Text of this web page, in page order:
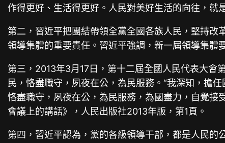
作得更好、生活得更好。人民對美好生活的向往，就
第二，習近平把團結帶領全黨全國各族人民，堅持
領導集體的重要責任。習近平強調，新一屆領導集體
第三，2013年3月17日，第十二屆全國人民代表大會
民，恪盡職守，夙夜在公，為民服務。“我深知，擔任
恪盡職守，夙夜在公，為民服務，為國盡力，自覺接
會議上的講話》，人民出版社2013年版，第1頁。
第四，習近平認為，黨的各級領導干部，都是人民